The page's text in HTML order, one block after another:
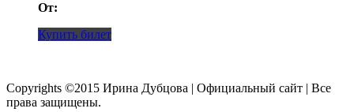
От:
Купить билет
Copyrights ©2015 Ирина Дубцова | Официальный сайт | Все
права защищены.